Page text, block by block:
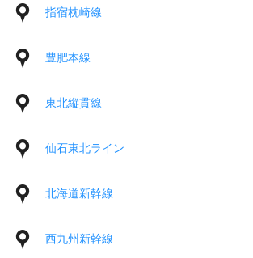
指宿枕崎線
豊肥本線
東北縦貫線
仙石東北ライン
北海道新幹線
西九州新幹線